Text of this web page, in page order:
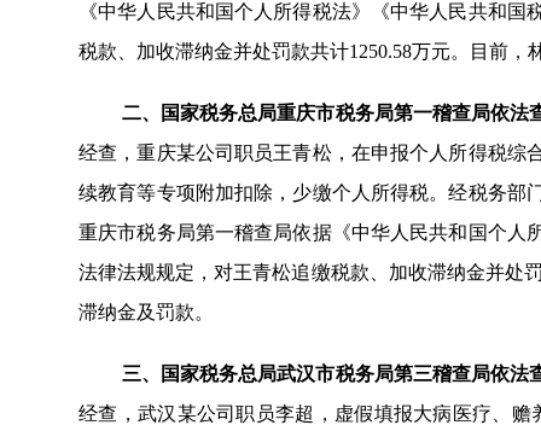
《中华人民共和国个人所得税法》《中华人民共和
税款、加收滞纳金并处罚款共计1250.58万元。目前
二、国家税务总局重庆市税务局第一稽查局依
经查，重庆某公司职员王青松，在申报个人所得税综
续教育等专项附加扣除，少缴个人所得税。经税务部
重庆市税务局第一稽查局依据《中华人民共和国个人
法律法规规定，对王青松追缴税款、加收滞纳金并处
滞纳金及罚款。
三、国家税务总局武汉市税务局第三稽查局依
经查，武汉某公司职员李超，虚假填报大病医疗、